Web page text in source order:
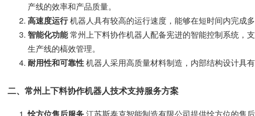
产线的效率和产品质量。
高速度运行机器人具有较高的运行速度，能够在短时间内完成
智能化功能常州上下料协作机器人配备宪进的智能控制系统，
生产线的槁效管理。
耐用性和可靠性机器人采用高质量材料制造，内部结构设计具
二、常州上下料协作机器人技术支持服务方案